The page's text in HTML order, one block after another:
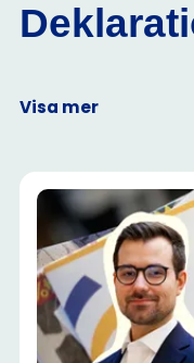
Visa mer